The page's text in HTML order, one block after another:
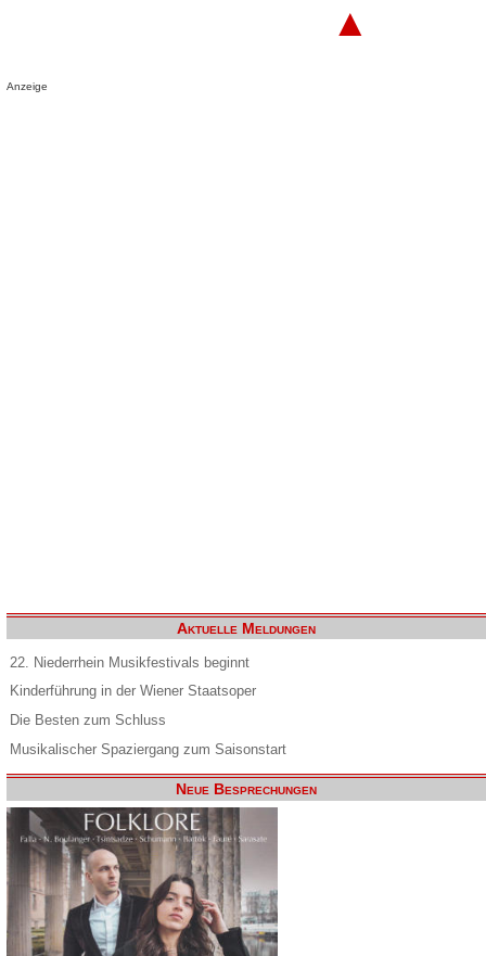
▲
Anzeige
Aktuelle Meldungen
22. Niederrhein Musikfestivals beginnt
Kinderführung in der Wiener Staatsoper
Die Besten zum Schluss
Musikalischer Spaziergang zum Saisonstart
Neue Besprechungen